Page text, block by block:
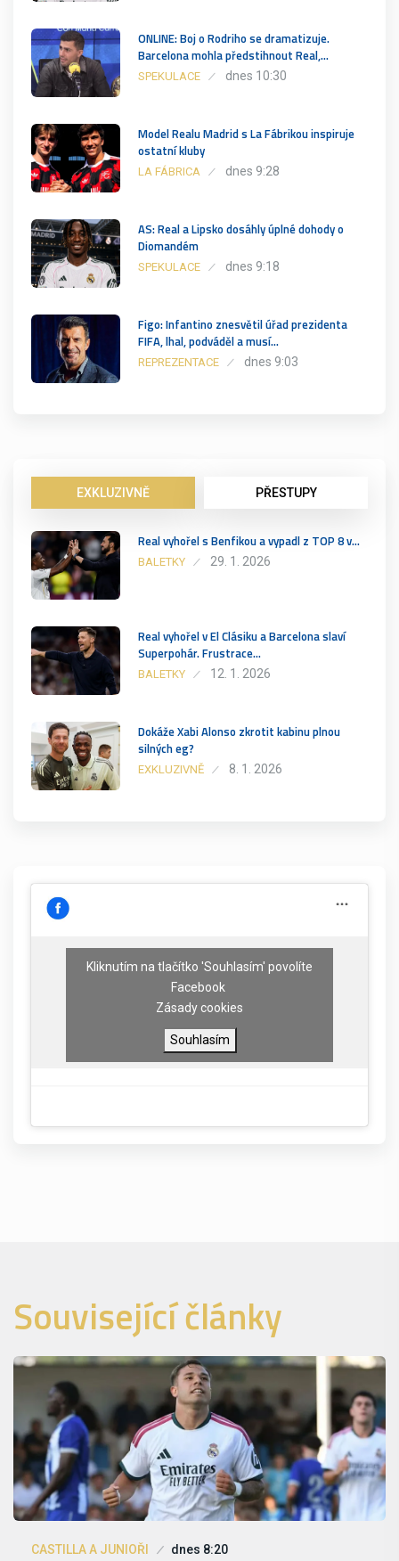
ONLINE: Boj o Rodriho se dramatizuje.
Barcelona mohla předstihnout Real,…
SPEKULACE dnes 10:30
Model Realu Madrid s La Fábrikou inspiruje
ostatní kluby
LA FÁBRICA dnes 9:28
AS: Real a Lipsko dosáhly úplné dohody o
Diomandém
SPEKULACE dnes 9:18
Figo: Infantino znesvětil úřad prezidenta
FIFA, lhal, podváděl a musí…
REPREZENTACE dnes 9:03
EXKLUZIVNĚ PŘESTUPY
Real vyhořel s Benfikou a vypadl z TOP 8 v…
BALETKY 29. 1. 2026
Real vyhořel v El Clásiku a Barcelona slaví
Superpohár. Frustrace…
BALETKY 12. 1. 2026
Dokáže Xabi Alonso zkrotit kabinu plnou
silných eg?
EXKLUZIVNĚ 8. 1. 2026
Kliknutím na tlačítko 'Souhlasím' povolíte
Facebook
Zásady cookies
Souhlasím
Související články
CASTILLA A JUNIOŘI dnes 8:20